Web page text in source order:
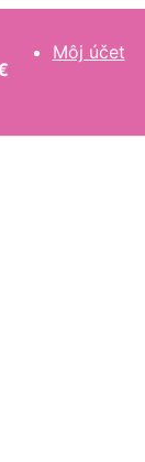
Môj účet